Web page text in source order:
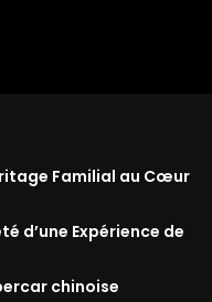
Familial au Cœur
d’une Expérience de
chinoise